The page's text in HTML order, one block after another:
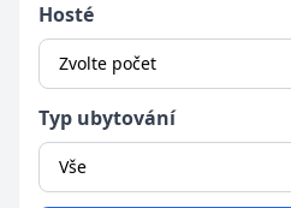
Hosté
Zvolte počet
Typ ubytování
Vše